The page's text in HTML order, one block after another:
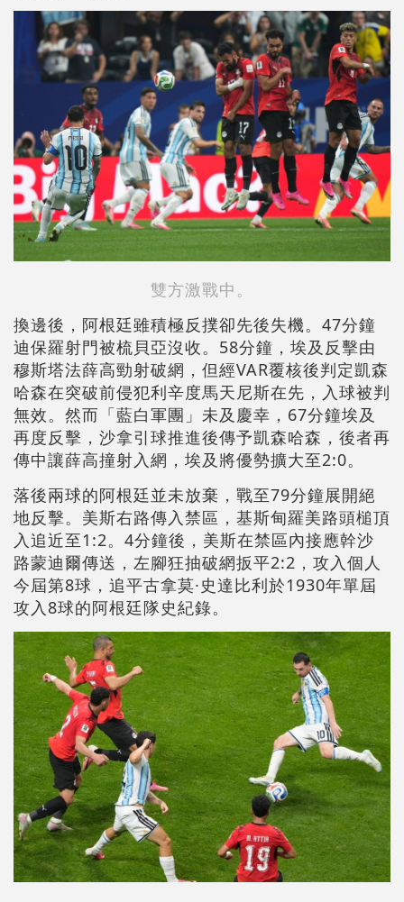
雙方激戰中。
換邊後，阿根廷雖積極反撲卻先後失機。47分鐘
迪保羅射門被梳貝亞沒收。58分鐘，埃及反擊由
穆斯塔法薛高勁射破網，但經VAR覆核後判定凱森
哈森在突破前侵犯利辛度馬天尼斯在先，入球被判
無效。然而「藍白軍團」未及慶幸，67分鐘埃及
再度反擊，沙拿引球推進後傳予凱森哈森，後者再
傳中讓薛高撞射入網，埃及將優勢擴大至2:0。
落後兩球的阿根廷並未放棄，戰至79分鐘展開絕
地反擊。美斯右路傳入禁區，基斯甸羅美路頭槌頂
入追近至1:2。4分鐘後，美斯在禁區內接應幹沙
路蒙迪爾傳送，左腳狂抽破網扳平2:2，攻入個人
今屆第8球，追平古拿莫·史達比利於1930年單屆
攻入8球的阿根廷隊史紀錄。